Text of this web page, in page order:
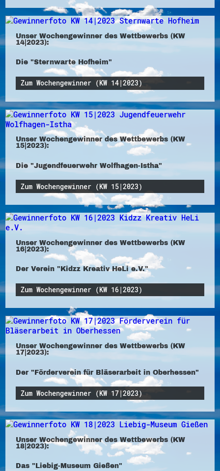
Unser Wochengewinner des Wettbewerbs (KW
14|2023):
Die "Sternwarte Hofheim"
Zum Wochengewinner (KW 14|2023)
Unser Wochengewinner des Wettbewerbs (KW
15|2023):
Die "Jugendfeuerwehr Wolfhagen-Istha"
Zum Wochengewinner (KW 15|2023)
Unser Wochengewinner des Wettbewerbs (KW
16|2023):
Der Verein "Kidzz Kreativ HeLi e.V."
Zum Wochengewinner (KW 16|2023)
Unser Wochengewinner des Wettbewerbs (KW
17|2023):
Der "Förderverein für Bläserarbeit in Oberhessen"
Zum Wochengewinner (KW 17|2023)
Unser Wochengewinner des Wettbewerbs (KW
18|2023):
Das "Liebig-Museum Gießen"